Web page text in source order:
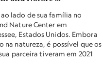
lado de sua família no
Nature Center em
Estados Unidos. Embora
na natureza, é possível que os
parceira tiveram em 2021